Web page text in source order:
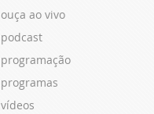
ouça ao vivo
podcast
programação
programas
vídeos